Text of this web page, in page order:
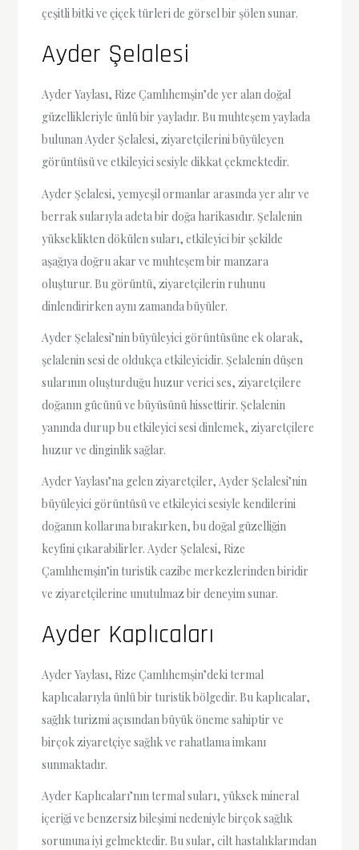
çeşitli bitki ve çiçek türleri de görsel bir şölen sunar.
Ayder Şelalesi
Ayder Yaylası, Rize Çamlıhemşin’de yer alan doğal
güzellikleriyle ünlü bir yayladır. Bu muhteşem yaylada
bulunan Ayder Şelalesi, ziyaretçilerini büyüleyen
görüntüsü ve etkileyici sesiyle dikkat çekmektedir.
Ayder Şelalesi, yemyeşil ormanlar arasında yer alır ve
berrak sularıyla adeta bir doğa harikasıdır. Şelalenin
yükseklikten dökülen suları, etkileyici bir şekilde
aşağıya doğru akar ve muhteşem bir manzara
oluşturur. Bu görüntü, ziyaretçilerin ruhunu
dinlendirirken aynı zamanda büyüler.
Ayder Şelalesi’nin büyüleyici görüntüsüne ek olarak,
şelalenin sesi de oldukça etkileyicidir. Şelalenin düşen
sularının oluşturduğu huzur verici ses, ziyaretçilere
doğanın gücünü ve büyüsünü hissettirir. Şelalenin
yanında durup bu etkileyici sesi dinlemek, ziyaretçilere
huzur ve dinginlik sağlar.
Ayder Yaylası’na gelen ziyaretçiler, Ayder Şelalesi’nin
büyüleyici görüntüsü ve etkileyici sesiyle kendilerini
doğanın kollarına bırakırken, bu doğal güzelliğin
keyfini çıkarabilirler. Ayder Şelalesi, Rize
Çamlıhemşin’in turistik cazibe merkezlerinden biridir
ve ziyaretçilerine unutulmaz bir deneyim sunar.
Ayder Kaplıcaları
Ayder Yaylası, Rize Çamlıhemşin’deki termal
kaplıcalarıyla ünlü bir turistik bölgedir. Bu kaplıcalar,
sağlık turizmi açısından büyük öneme sahiptir ve
birçok ziyaretçiye sağlık ve rahatlama imkanı
sunmaktadır.
Ayder Kaplıcaları’nın termal suları, yüksek mineral
içeriği ve benzersiz bileşimi nedeniyle birçok sağlık
sorununa iyi gelmektedir. Bu sular, cilt hastalıklarından